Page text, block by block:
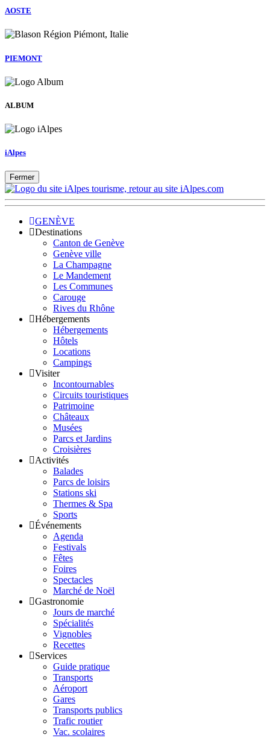
AOSTE
PIEMONT
ALBUM
iAlpes
Fermer
GENÈVE
Destinations
Canton de Genève
Genève ville
La Champagne
Le Mandement
Les Communes
Carouge
Rives du Rhône
Hébergements
Hébergements
Hôtels
Locations
Campings
Visiter
Incontournables
Circuits touristiques
Patrimoine
Châteaux
Musées
Parcs et Jardins
Croisières
Activités
Balades
Parcs de loisirs
Stations ski
Thermes & Spa
Sports
Événements
Agenda
Festivals
Fêtes
Foires
Spectacles
Marché de Noël
Gastronomie
Jours de marché
Spécialités
Vignobles
Recettes
Services
Guide pratique
Transports
Aéroport
Gares
Transports publics
Trafic routier
Vac. scolaires